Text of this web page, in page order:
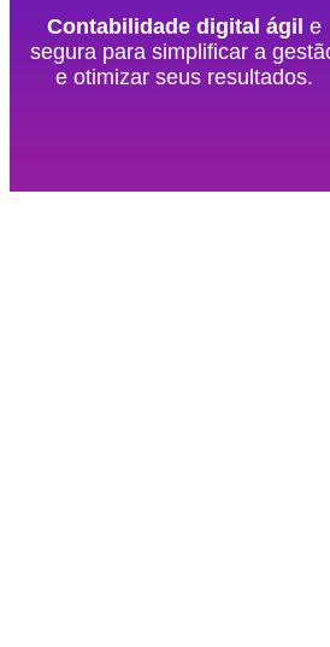
Contabilidade digital ágil e
segura para simplificar a
e otimizar seus resultados.